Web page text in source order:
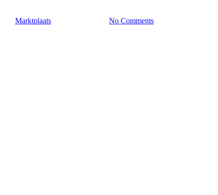
Marktplaats No Comments